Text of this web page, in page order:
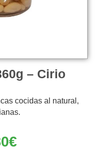
– Cirio
cocidas al natural,
€